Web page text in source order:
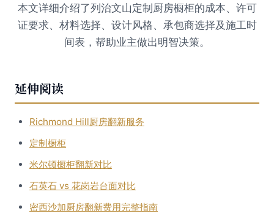
本文详细介绍了列治文山定制厨房橱柜的成本、许可
证要求、材料选择、设计风格、承包商选择及施工时
间表，帮助业主做出明智决策。
延伸阅读
Richmond Hill厨房翻新服务
定制橱柜
米尔顿橱柜翻新对比
石英石 vs 花岗岩台面对比
密西沙加厨房翻新费用完整指南